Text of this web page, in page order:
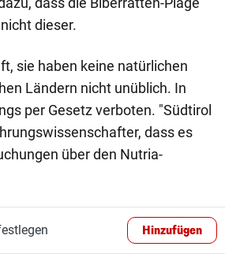
dieser.
sie haben keine natürlichen
Ländern nicht unüblich. In
per Gesetz verboten. "Südtirol
dass es
über den Nutria-
Hinzufügen